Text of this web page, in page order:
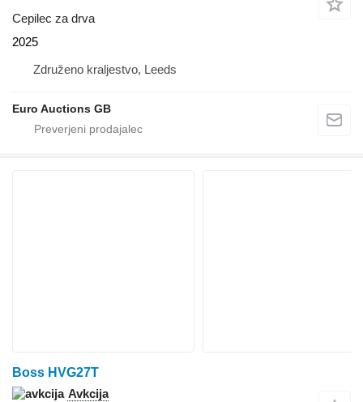
Cepilec za drva
2025
Združeno kraljestvo, Leeds
Euro Auctions GB
Boss HVG27T
Avkcija